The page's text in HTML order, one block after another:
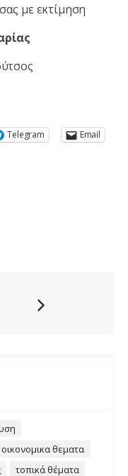
με εκτίμηση
Telegram Email
οικονομικα θεματα
τοπικά θέματα